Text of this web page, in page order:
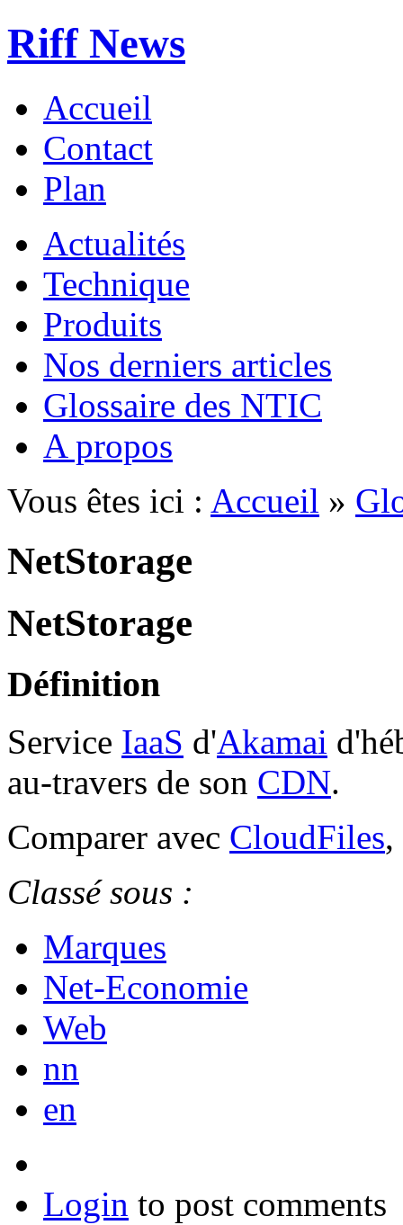
Riff News
Accueil
Contact
Plan
Actualités
Technique
Produits
Nos derniers articles
Glossaire des NTIC
A propos
Vous êtes ici : Accueil »
NetStorage
NetStorage
Définition
Service IaaS d'Akamai
au-travers de son CDN.
Comparer avec CloudFiles,
Classé sous :
Marques
Net-Economie
Web
nn
en
Login to post comments